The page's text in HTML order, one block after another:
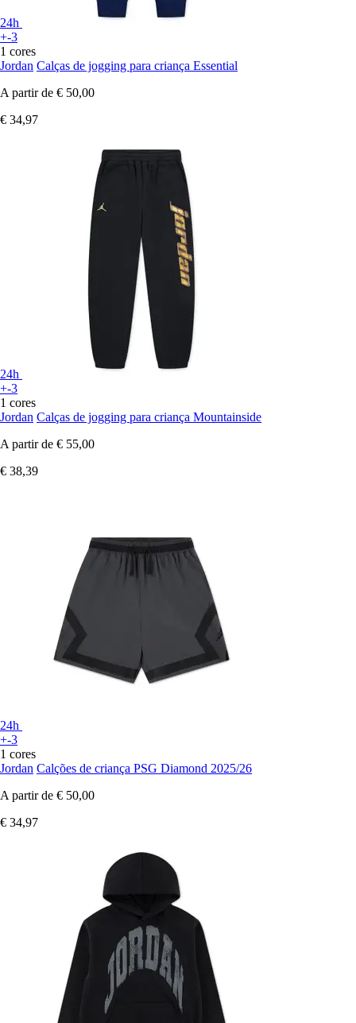
24h
+-3
1 cores
Jordan Calças de jogging para criança Essential
A partir de € 50,00
€ 34,97
24h
+-3
1 cores
Jordan Calças de jogging para criança Mountainside
A partir de € 55,00
€ 38,39
24h
+-3
1 cores
Jordan Calções de criança PSG Diamond 2025/26
A partir de € 50,00
€ 34,97